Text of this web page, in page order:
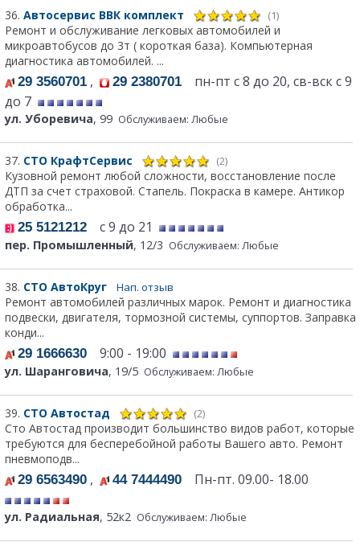
36. Автосервис ВВК комплект (1)
Ремонт и обслуживание легковых автомобилей и
микроавтобусов до 3т ( короткая база). Компьютерная
диагностика автомобилей. ...
29 3560701 , 29 2380701 пн-пт с 8 до 20, св-вск с 9
до 7
ул. Уборевича, 99 Обслуживаем: Любые
37. СТО КрафтСервис (2)
Кузовной ремонт любой сложности, восстановление после
ДТП за счет страховой. Стапель. Покраска в камере. Антикор
обработка...
25 5121212 с 9 до 21
пер. Промышленный, 12/3 Обслуживаем: Любые
38. СТО АвтоКруг Нап. отзыв
Ремонт автомобилей различных марок. Ремонт и диагностика
подвески, двигателя, тормозной системы, суппортов. Заправка
конди...
29 1666630 9:00 - 19:00
ул. Шаранговича, 19/5 Обслуживаем: Любые
39. СТО Автостад (2)
Сто Автостад производит большинство видов работ, которые
требуются для бесперебойной работы Вашего авто. Ремонт
пневмоподв...
29 6563490 , 44 7444490 Пн-пт. 09.00- 18.00
ул. Радиальная, 52к2 Обслуживаем: Любые